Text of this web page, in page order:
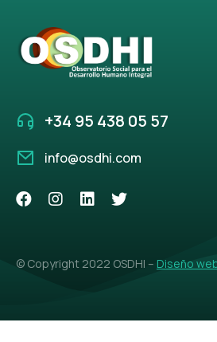
+34 95 438 05 57
info@osdhi.com
© Copyright 2022 OSDHI – Diseño